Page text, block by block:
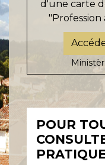
d'une carte
POUR